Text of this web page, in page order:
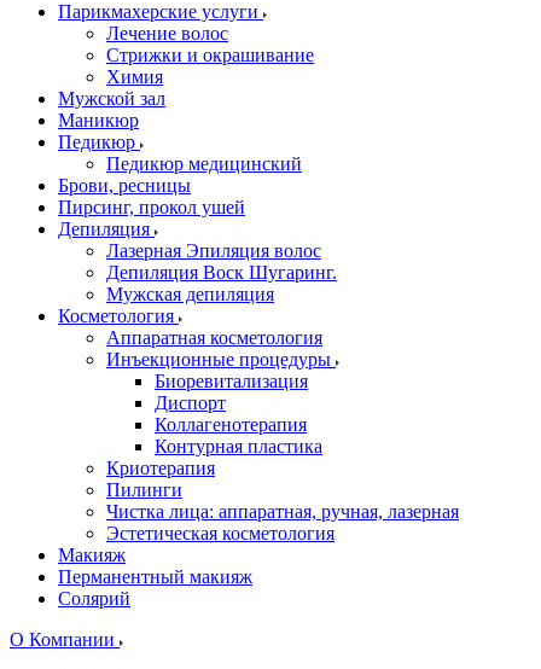
Парикмахерские услуги
Лечение волос
Стрижки и окрашивание
Химия
Мужской зал
Маникюр
Педикюр
Педикюр медицинский
Брови, ресницы
Пирсинг, прокол ушей
Депиляция
Лазерная Эпиляция волос
Депиляция Воск Шугаринг.
Мужская депиляция
Косметология
Аппаратная косметология
Инъекционные процедуры
Биоревитализация
Диспорт
Коллагенотерапия
Контурная пластика
Криотерапия
Пилинги
Чистка лица: аппаратная, ручная, лазерная
Эстетическая косметология
Макияж
Перманентный макияж
Солярий
О Компании